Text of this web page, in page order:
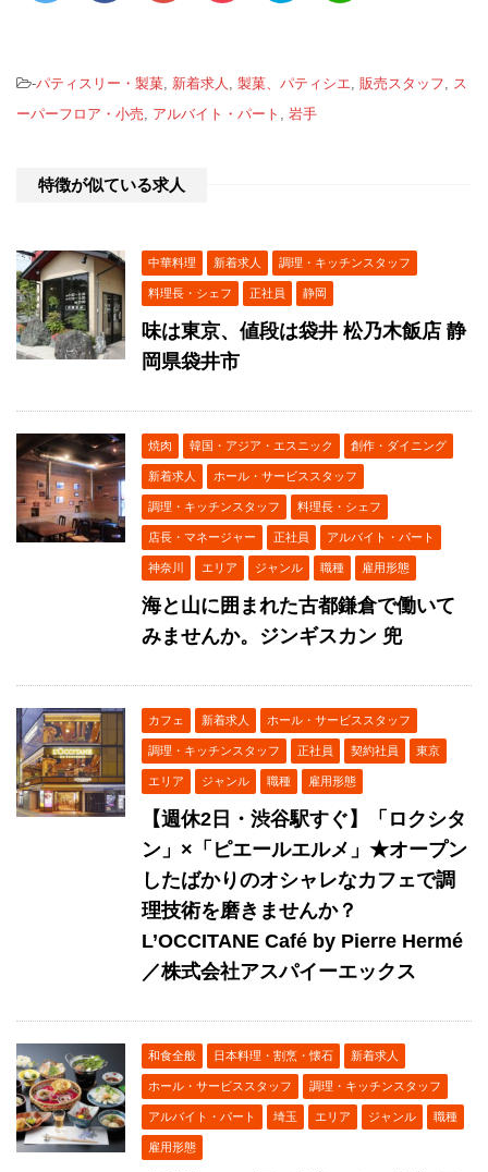
-パティスリー・製菓 新着求人 製菓、パティシエ 販売スタッフ
ス
ーパーフロア・小売
アルバイト・パート 岩手
特徴が似ている求人
中華料理 新着求人 調理・キッチンスタッフ
料理長・シェフ 正社員 静岡
味は東京、値段は袋井 松乃木飯店 静
岡県袋井市
焼肉 韓国・アジア・エスニック 創作・ダイニング
新着求人 ホール・サービススタッフ
調理・キッチンスタッフ 料理長・シェフ
店長・マネージャー 正社員 アルバイト・パート
神奈川 エリア ジャンル 職種 雇用形態
海と山に囲まれた古都鎌倉で働いて
みませんか。ジンギスカン 兜
カフェ 新着求人 ホール・サービススタッフ
調理・キッチンスタッフ 正社員 契約社員 東京
エリア ジャンル 職種 雇用形態
【週休2日・渋谷駅すぐ】「ロクシタ
ン」×「ピエールエルメ」★オープン
したばかりのオシャレなカフェで調
理技術を磨きませんか？
L’OCCITANE Café by Pierre Hermé
／株式会社アスパイーエックス
和食全般 日本料理・割烹・懐石 新着求人
ホール・サービススタッフ 調理・キッチンスタッフ
アルバイト・パート 埼玉 エリア ジャンル 職種
雇用形態